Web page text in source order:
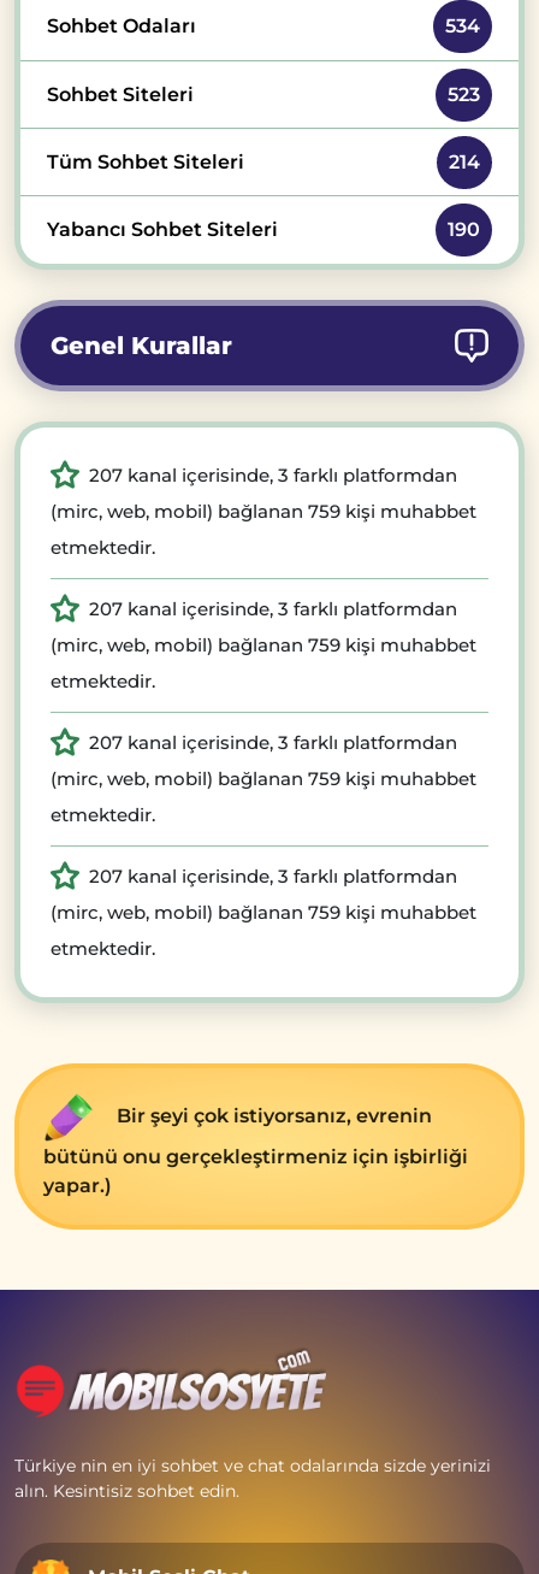
Sohbet Odaları 534
Sohbet Siteleri 523
Tüm Sohbet Siteleri 214
Yabancı Sohbet Siteleri 190
Genel Kurallar
207 kanal içerisinde, 3 farklı platformdan
(mirc, web, mobil) bağlanan 759 kişi muhabbet
etmektedir.
207 kanal içerisinde, 3 farklı platformdan
(mirc, web, mobil) bağlanan 759 kişi muhabbet
etmektedir.
207 kanal içerisinde, 3 farklı platformdan
(mirc, web, mobil) bağlanan 759 kişi muhabbet
etmektedir.
207 kanal içerisinde, 3 farklı platformdan
(mirc, web, mobil) bağlanan 759 kişi muhabbet
etmektedir.
Bir şeyi çok istiyorsanız, evrenin
bütünü onu gerçekleştirmeniz için işbirliği
yapar.)
Türkiye nin en iyi sohbet ve chat odalarında sizde yerinizi
alın. Kesintisiz sohbet edin.